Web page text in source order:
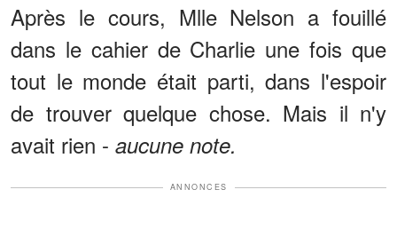
Après le cours, Mlle Nelson a fouillé
dans le cahier de Charlie une fois que
tout le monde était parti, dans l'espoir
de trouver quelque chose. Mais il n'y
avait rien - aucune note.
ANNONCES